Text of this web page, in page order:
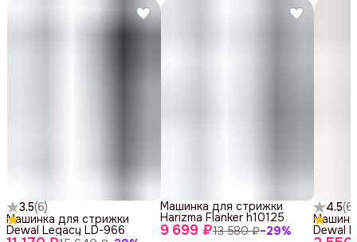
3.5(6)
Машинка для стрижки
Dewal Legacy LD-966 9 699 ₽13 580 ₽−29%
Машинка для стрижки
Harizma Flanker h10125
4.5(6
Dewal